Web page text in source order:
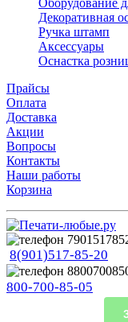
Оборудование
Декоративная
Ручка штамп
Аксессуары
Оснастка
Прайсы
Оплата
Доставка
Акции
Вопросы
Контакты
Наши работы
Корзина
8(901)517-85-20
800-700-85-05